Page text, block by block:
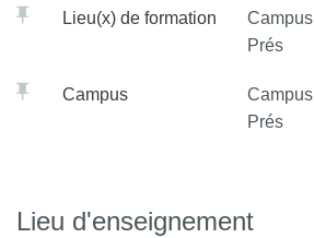
Lieu(x) de formation
Prés
Campus
Prés
Lieu d'enseignement